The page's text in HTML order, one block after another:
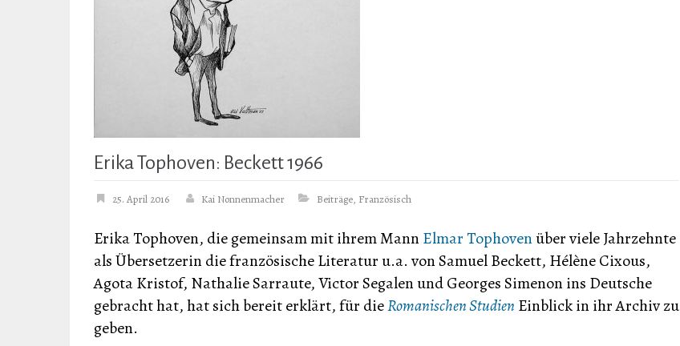
Erika Tophoven: Beckett 1966
25. April 2016 Kai Nonnenmacher Beiträge, Französisch
Erika Tophoven, die gemeinsam mit ihrem MannElmar Tophovenüber viele Jahrzehnte
als Übersetzerin die französische Literatur u.a. von Samuel Beckett, Hélène Cixous,
Agota Kristof, Nathalie Sarraute, Victor Segalen und Georges Simenon ins Deutsche
gebracht hat, hat sich bereit erklärt, für dieRomanischen Studien Einblick in ihr Archiv zu
geben.